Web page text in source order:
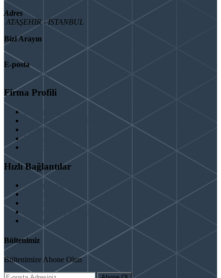
Adres
ATAŞEHİR - İSTANBUL
Bizi Arayın
E-posta
info@binaguclendir.com
Firma Profili
Hakkımızda
Hizmet Verdiğimiz Bölgeler
Paydaşlarımız
İş Birliği Teklifleri
Şartlar ve Koşullar
Hızlı Bağlantılar
Güçlendirme
Hizmetlerimiz
Test & Analiz & Rapor
İletişim
Bültenimiz
Bültenimize Abone Olun